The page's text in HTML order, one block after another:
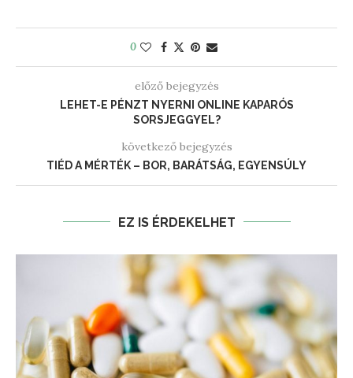
0
előző bejegyzés
LEHET-E PÉNZT NYERNI ONLINE KAPARÓS
SORSJEGGYEL?
következő bejegyzés
TIÉD A MÉRTÉK – BOR, BARÁTSÁG, EGYENSÚLY
EZ IS ÉRDEKELHET